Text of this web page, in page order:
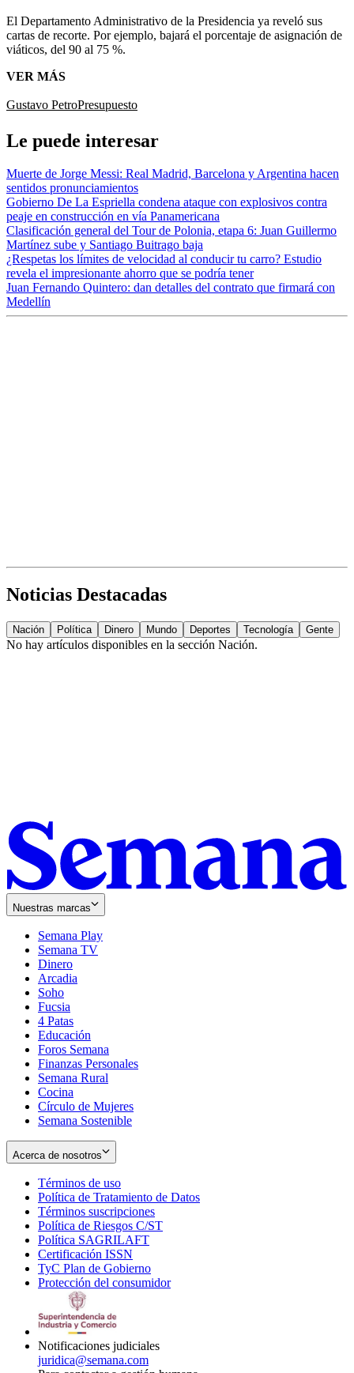
El Departamento Administrativo de la Presidencia ya reveló sus
cartas de recorte. Por ejemplo, bajará el porcentaje de asignación de
viáticos, del 90 al 75 %.
VER MÁS
Gustavo PetroPresupuesto
Le puede interesar
Muerte de Jorge Messi: Real Madrid, Barcelona y Argentina hacen
sentidos pronunciamientos
Gobierno De La Espriella condena ataque con explosivos contra
peaje en construcción en vía Panamericana
Clasificación general del Tour de Polonia, etapa 6: Juan Guillermo
Martínez sube y Santiago Buitrago baja
¿Respetas los límites de velocidad al conducir tu carro? Estudio
revela el impresionante ahorro que se podría tener
Juan Fernando Quintero: dan detalles del contrato que firmará con
Medellín
Noticias Destacadas
Nación Política Dinero Mundo Deportes Tecnología Gente
No hay artículos disponibles en la sección Nación.
Nuestras marcas
Semana Play
Semana TV
Dinero
Arcadia
Soho
in
new
window
Fucsia
in
new
window
4 Patas
Educación
Foros Semana
Finanzas Personales
Semana Rural
Cocina
Círculo de Mujeres
Semana Sostenible
Acerca de nosotros
Términos de uso
in
new
window
Política de Tratamiento de Datos
Términos suscripciones
in
Política de Riesgos C/ST
Política SAGRILAFT
new
window
Certificación ISSN
in
new
TyC Plan de Gobierno
in
Protección del consumidorOpens
Notificaciones judiciales
juridica@semana.com